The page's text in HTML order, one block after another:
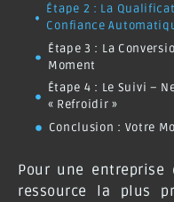
Étape 2 : La
Confiance
Étape 3 : La
Moment
Étape 4 : Le Suivi –
« Refroidir »
Conclusion : Votre
Pour une
ressource la plus